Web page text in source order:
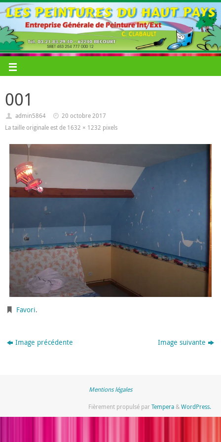
001
admin5864
20 octobre 2017
La taille originale est de 1632 × 1232 pixels
Favori.
Image précédente Image suivante
Mentions légales
Fièrement propulsé parTempera&WordPress.